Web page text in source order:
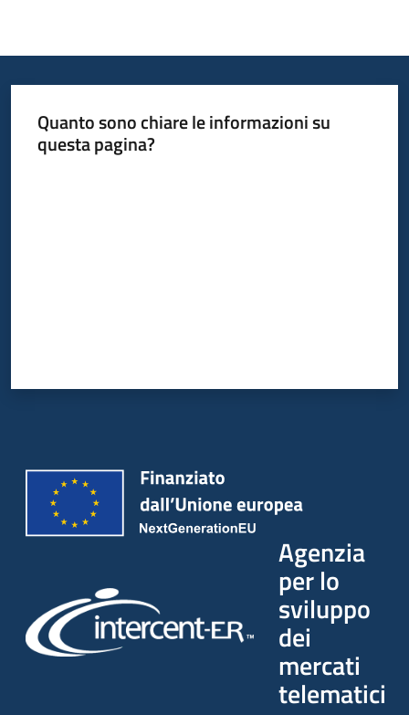
Quanto sono chiare le informazioni su
questa pagina?
Agenzia
per lo
sviluppo
dei
mercati
telematici